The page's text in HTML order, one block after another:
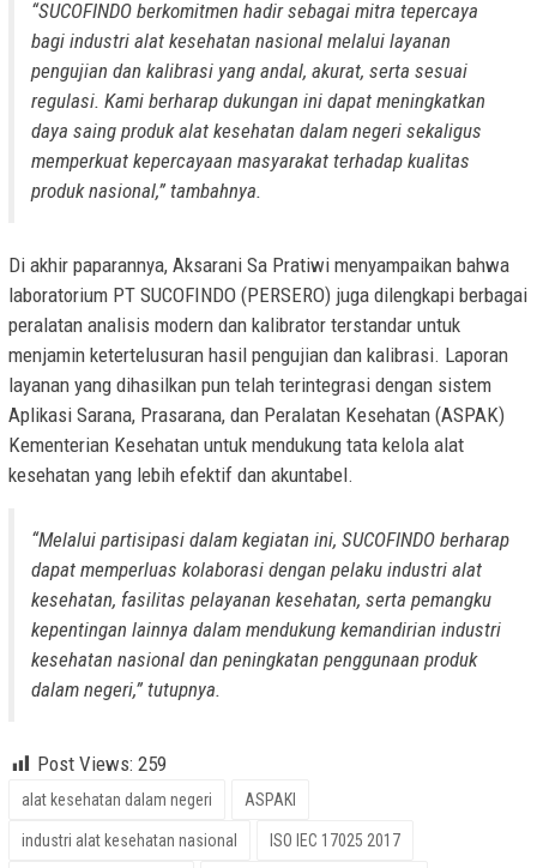
“SUCOFINDO berkomitmen hadir sebagai mitra tepercaya
bagi industri alat kesehatan nasional melalui layanan
pengujian dan kalibrasi yang andal, akurat, serta sesuai
regulasi. Kami berharap dukungan ini dapat meningkatkan
daya saing produk alat kesehatan dalam negeri sekaligus
memperkuat kepercayaan masyarakat terhadap kualitas
produk nasional,” tambahnya.
Di akhir paparannya, Aksarani Sa Pratiwi menyampaikan bahwa
laboratorium PT SUCOFINDO (PERSERO) juga dilengkapi berbagai
peralatan analisis modern dan kalibrator terstandar untuk
menjamin ketertelusuran hasil pengujian dan kalibrasi. Laporan
layanan yang dihasilkan pun telah terintegrasi dengan sistem
Aplikasi Sarana, Prasarana, dan Peralatan Kesehatan (ASPAK)
Kementerian Kesehatan untuk mendukung tata kelola alat
kesehatan yang lebih efektif dan akuntabel.
“Melalui partisipasi dalam kegiatan ini, SUCOFINDO berharap
dapat memperluas kolaborasi dengan pelaku industri alat
kesehatan, fasilitas pelayanan kesehatan, serta pemangku
kepentingan lainnya dalam mendukung kemandirian industri
kesehatan nasional dan peningkatan penggunaan produk
dalam negeri,” tutupnya.
Post Views: 259
alat kesehatan dalam negeri ASPAKI
industri alat kesehatan nasional ISO IEC 17025 2017